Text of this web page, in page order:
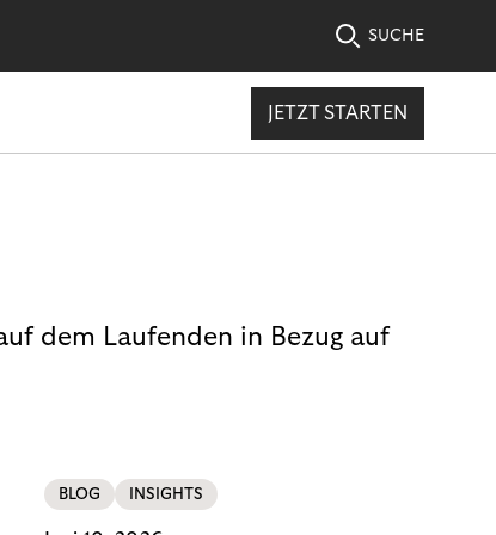
SUCHE
JETZT STARTEN
dem Laufenden in Bezug auf
BLOG INSIGHTS